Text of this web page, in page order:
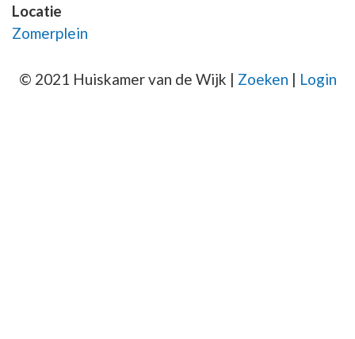
Locatie
Zomerplein
© 2021 Huiskamer van de Wijk | Zoeken | Login